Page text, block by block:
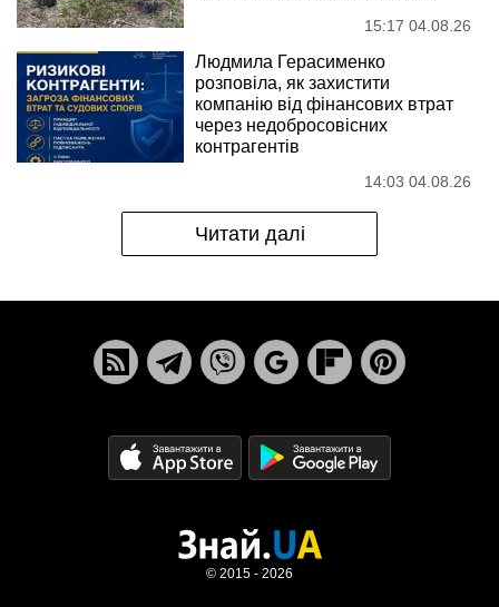
15:17 04.08.26
Людмила Герасименко
розповіла, як захистити
компанію від фінансових втрат
через недобросовісних
контрагентів
14:03 04.08.26
Читати далі
© 2015 - 2026